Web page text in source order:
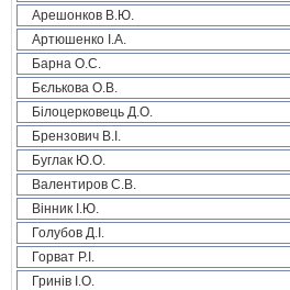
Арешонков В.Ю.
Артюшенко І.А.
Барна О.С.
Бєлькова О.В.
Білоцерковець Д.О.
Брензович В.І.
Буглак Ю.О.
Валентиров С.В.
Вінник І.Ю.
Голубов Д.І.
Горват Р.І.
Гринів І.О.